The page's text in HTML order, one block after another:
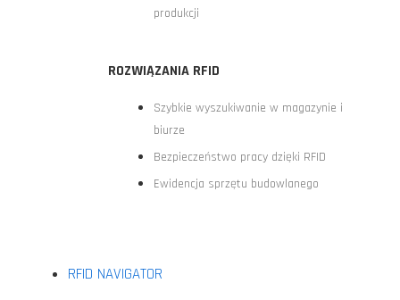
produkcji
ROZWIĄZANIA RFID
Szybkie wyszukiwanie w magazynie i
biurze
Bezpieczeństwo pracy dzięki RFID
Ewidencja sprzętu budowlanego
RFID NAVIGATOR